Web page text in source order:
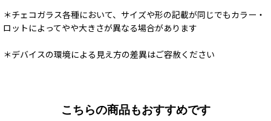
＊チェコガラス各種において、サイズや形の記載が同じでもカラー・
ロットによってやや大きさが異なる場合があります
＊デバイスの環境による見え方の差異はご容赦ください
こちらの商品もおすすめです